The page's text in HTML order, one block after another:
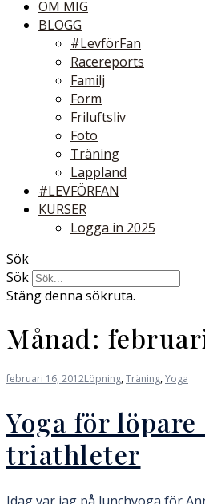
OM MIG
BLOGG
#LevförFan
Racereports
Familj
Form
Friluftsliv
Foto
Träning
Lappland
#LEVFÖRFAN
KURSER
Logga in 2025
Sök
Sök
Stäng denna sökruta.
Månad:
februari 16, 2012Löpning,Träning,Yoga
Yoga för löpare
triathleter